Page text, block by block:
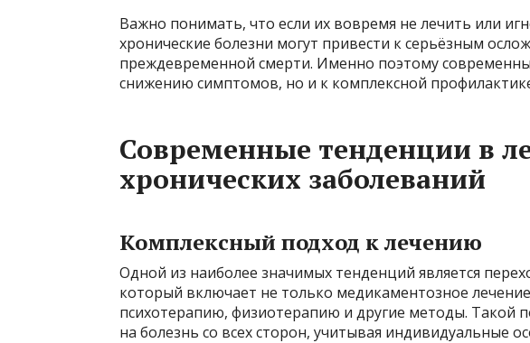
Важно понимать, что если их вовремя не лечить или
хронические болезни могут привести к серьёзным
преждевременной смерти. Именно поэтому
снижению симптомов, но и к комплексной
Современные тенденции в
хронических заболеваний
Комплексный подход к лечению
Одной из наиболее значимых тенденций является
который включает не только медикаментозное
психотерапию, физиотерапию и другие методы. Такой
на болезнь со всех сторон, учитывая индивидуальные